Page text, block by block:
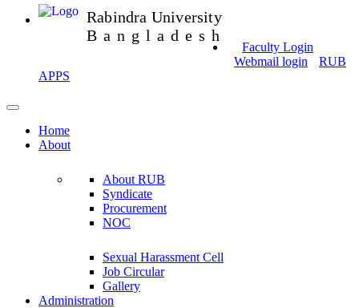
Rabindra University
Bangladesh
Faculty Login
Webmail login
RUB
APPS
Home
About
About RUB
Syndicate
Procurement
NOC
Sexual Harassment Cell
Job Circular
Gallery
Administration